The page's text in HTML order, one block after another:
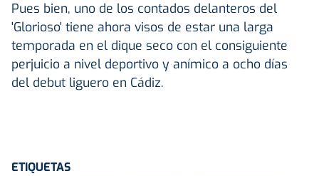
Pues bien, uno de los contados delanteros del
'Glorioso' tiene ahora visos de estar una larga
temporada en el dique seco con el consiguiente
perjuicio a nivel deportivo y anímico a ocho días
del debut liguero en Cádiz.
ETIQUETAS